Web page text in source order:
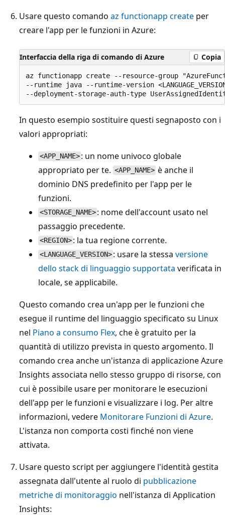
Usare questo comando az functionapp create per
creare l'app per le funzioni in Azure:
Interfaccia della riga di comando di Azure Copia
az functionapp create --resource-group
--runtime java --runtime-version
In questo esempio sostituire questi segnaposto con i
valori appropriati:
<APP_NAME> : un nome univoco globale
appropriato per te. <APP_NAME> è anche il
dominio DNS predefinito per l'app per le
funzioni.
<STORAGE_NAME> : nome dell'account usato nel
passaggio precedente.
<REGION> : la tua regione corrente.
<LANGUAGE_VERSION> : usare la stessaversione
dello stack di linguaggio supportata verificata in
locale, se applicabile.
Questo comando crea un'app per le funzioni che
esegue il runtime del linguaggio specificato su Linux
nel Piano a consumo Flex, che è gratuito per la
quantità di utilizzo prevista in questo argomento. Il
comando crea anche un'istanza di applicazione Azure
Insights associata nello stesso gruppo di risorse, con
cui è possibile usare per monitorare le esecuzioni
dell'app per le funzioni e visualizzare i log. Per altre
informazioni, vedere Monitorare Funzioni di Azure.
L'istanza non comporta costi finché non viene
attivata.
Usare questo script per aggiungere l'identità gestita
assegnata dall'utente al ruolo di pubblicazione
metriche di monitoraggio nell'istanza di Application
Insights: